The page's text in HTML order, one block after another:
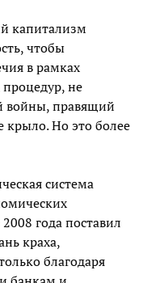
капитализм
чтобы
в рамках
не
войны, правящий
крыло. Но это более
система
года поставил
краха,
благодаря